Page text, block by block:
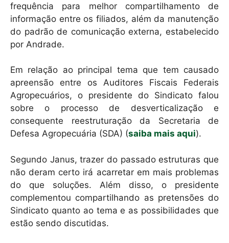
frequência para melhor compartilhamento de
informação entre os filiados, além da manutenção
do padrão de comunicação externa, estabelecido
por Andrade.
Em relação ao principal tema que tem causado
apreensão entre os Auditores Fiscais Federais
Agropecuários, o presidente do Sindicato falou
sobre o processo de desverticalização e
consequente reestruturação da Secretaria de
Defesa Agropecuária (SDA) (saiba mais aqui).
Segundo Janus, trazer do passado estruturas que
não deram certo irá acarretar em mais problemas
do que soluções. Além disso, o presidente
complementou compartilhando as pretensões do
Sindicato quanto ao tema e as possibilidades que
estão sendo discutidas.